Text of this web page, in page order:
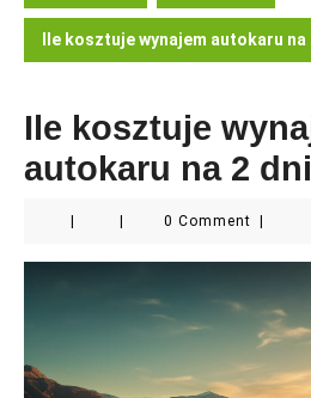
Ile kosztuje wynajem autokaru na
Ile kosztuje
autokaru na 2
0 Comment